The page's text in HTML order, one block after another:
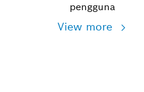
pengguna
View more